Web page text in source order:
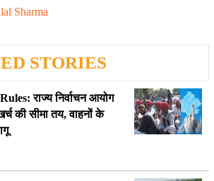
Sharma
STORIES
राज्य निर्वाचन आयोग
की सीमा तय, वाहनों के